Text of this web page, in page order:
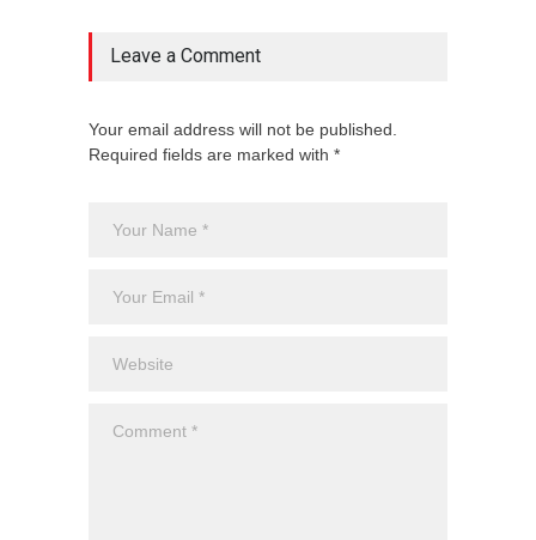
Leave a Comment
Your email address will not be published.
Required fields are marked with *